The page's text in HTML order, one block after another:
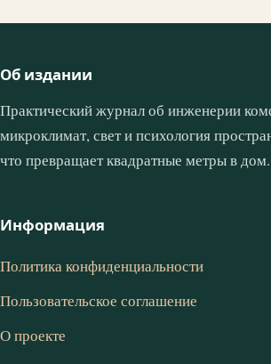
Об издании
Практический журнал об инженерии
микроклимат, свет и психология
что превращает квадратные метры в дом.
Информация
Политика конфиденциальности
Пользовательское соглашение
О проекте